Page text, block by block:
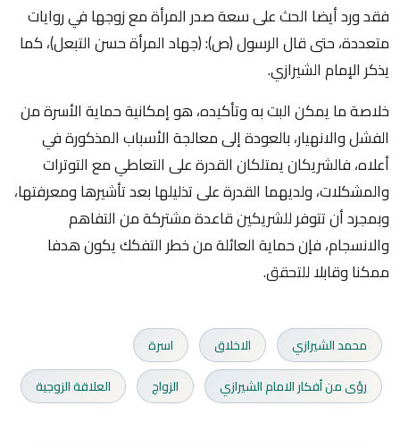
فقد ورد أيضا الحث على سعة صدر المرأة مع زوجها في روايات
متعددة، حتى قال الرسول (ص): (جهاد المرأة حسن التبعل)، كما
يذكر الإمام الشيرازي.
خلاصة ما يمكن البت به وتأكيده، هو إمكانية حماية الأسرة من
الفشل والانهيار، بالعودة إلى معالجة الأسباب المذكورة في
أعلاه، فالشريكان يمتلكان القدرة على التعاطي مع التوترات
والمشكلات، ولديهما القدرة على تذليلها بعد تأشيرها ومعرفتها،
وبمجرد أن تتوفر للشريكين قاعدة مشتركة من التفاهم
والانسجام، فإن حماية العائلة من خطر التفكك يكون هدفا
ممكنا وقابلا للتحقق.
محمد الشيرازي الاخلاق
اسرة
رؤى من أفكار الامام الشيرازي
الزواج العلاقة الزوجية